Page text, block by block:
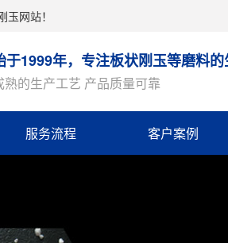
网站！
于1999年，专注板状刚玉等磨料
熟的生产工艺 产品质量可靠
服务流程 客户案例